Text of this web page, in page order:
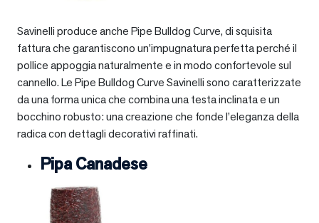
Savinelli produce anche Pipe Bulldog Curve, di squisita
fattura che garantiscono un’impugnatura perfetta perché il
pollice appoggia naturalmente e in modo confortevole sul
cannello. Le Pipe Bulldog Curve Savinelli sono caratterizzate
da una forma unica che combina una testa inclinata e un
bocchino robusto: una creazione che fonde l’eleganza della
radica con dettagli decorativi raffinati.
Pipa Canadese